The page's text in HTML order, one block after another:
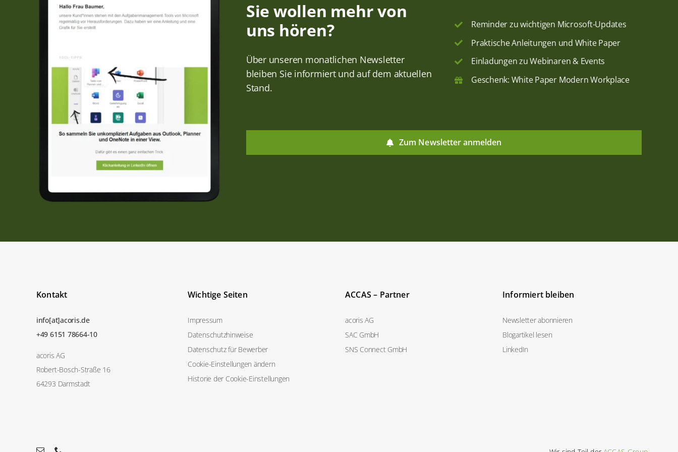
Sie wollen mehr von
uns hören?
Über unseren monatlichen Newsletter
bleiben Sie informiert und auf dem aktuellen
Stand.
Reminder zu wichtigen Microsoft-Updates
Praktische Anleitungen und White Paper
Einladungen zu Webinaren & Events
Geschenk: White Paper Modern Workplace
Zum Newsletter anmelden
Kontakt
info[at]acoris.de
+49 6151 78664-10
acoris AG
Robert-Bosch-Straße 16
64293 Darmstadt
Wichtige Seiten
Impressum
Datenschutzhinweise
Datenschutz für Bewerber
Cookie-Einstellungen ändern
Historie der Cookie-Einstellungen
ACCAS – Partner
acoris AG
SAC GmbH
SNS Connect GmbH
Informiert bleiben
Newsletter abonnieren
Blogartikel lesen
LinkedIn